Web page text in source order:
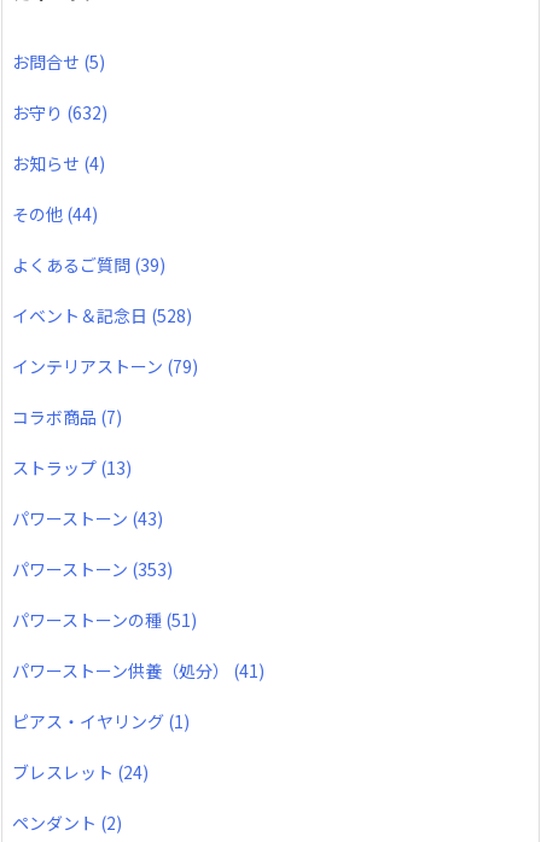
お問合せ (5)
お守り (632)
お知らせ (4)
その他 (44)
よくあるご質問 (39)
イベント＆記念日 (528)
インテリアストーン (79)
コラボ商品 (7)
ストラップ (13)
パワーストーン (43)
パワーストーン (353)
パワーストーンの種 (51)
パワーストーン供養（処分） (41)
ピアス・イヤリング (1)
ブレスレット (24)
ペンダント (2)